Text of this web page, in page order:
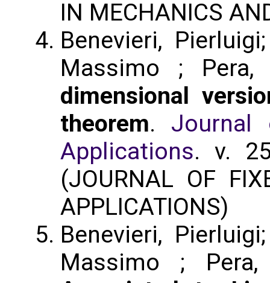
IN MECHANICS
Benevieri,
Massimo ;
dimensional
theorem. Journal
Applications. v.
(JOURNAL OF
APPLICATIONS)
Benevieri,
Massimo ;